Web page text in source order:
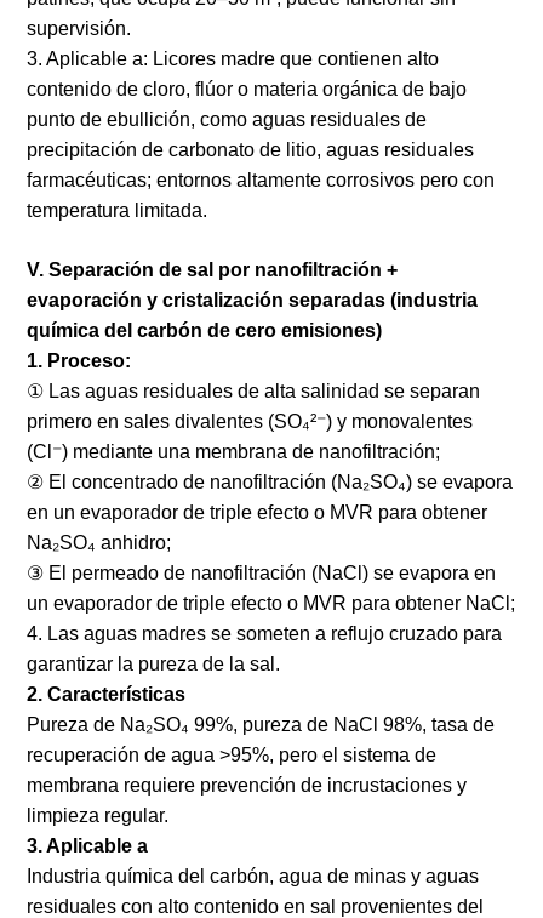
supervisión.
3. Aplicable a: Licores madre que contienen alto
contenido de cloro, flúor o materia orgánica de bajo
punto de ebullición, como aguas residuales de
precipitación de carbonato de litio, aguas residuales
farmacéuticas; entornos altamente corrosivos pero con
temperatura limitada.
V. Separación de sal por nanofiltración +
evaporación y cristalización separadas (industria
química del carbón de cero emisiones)
1. Proceso:
① Las aguas residuales de alta salinidad se separan
primero en sales divalentes (SO₄²⁻) y monovalentes
(Cl⁻) mediante una membrana de nanofiltración;
② El concentrado de nanofiltración (Na₂SO₄) se evapora
en un evaporador de triple efecto o MVR para obtener
Na₂SO₄ anhidro;
③ El permeado de nanofiltración (NaCl) se evapora en
un evaporador de triple efecto o MVR para obtener NaCl;
4. Las aguas madres se someten a reflujo cruzado para
garantizar la pureza de la sal.
2. Características
Pureza de Na₂SO₄ 99%, pureza de NaCl 98%, tasa de
recuperación de agua >95%, pero el sistema de
membrana requiere prevención de incrustaciones y
limpieza regular.
3. Aplicable a
Industria química del carbón, agua de minas y aguas
residuales con alto contenido en sal provenientes del